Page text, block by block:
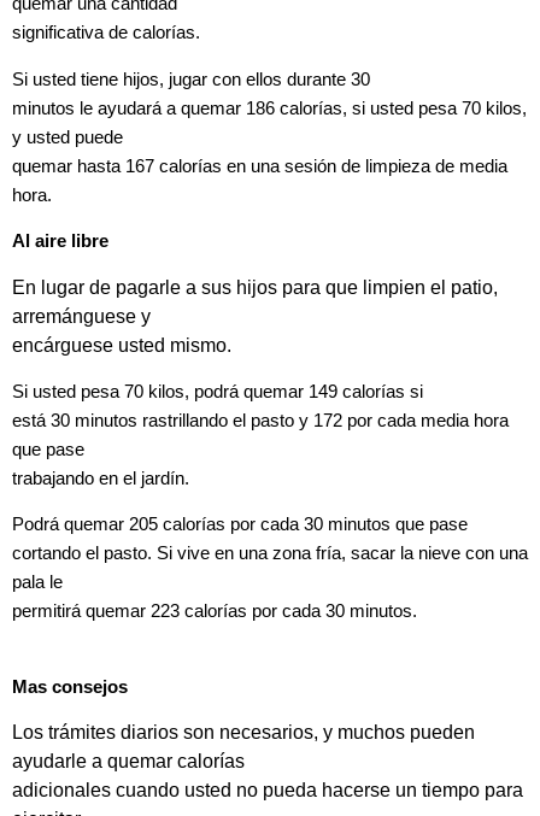
quemar una cantidad
significativa de calorías.
Si usted tiene hijos, jugar con ellos durante 30
minutos le ayudará a quemar 186 calorías, si usted pesa 70 kilos,
y usted puede
quemar hasta 167 calorías en una sesión de limpieza de media
hora.
Al aire libre
En lugar de pagarle a sus hijos para que limpien el patio,
arremánguese y
encárguese usted mismo.
Si usted pesa 70 kilos, podrá quemar 149 calorías si
está 30 minutos rastrillando el pasto y 172 por cada media hora
que pase
trabajando en el jardín.
Podrá quemar 205 calorías por cada 30 minutos que pase
cortando el pasto. Si vive en una zona fría, sacar la nieve con una
pala le
permitirá quemar 223 calorías por cada 30 minutos.
Mas consejos
Los trámites diarios son necesarios, y muchos pueden
ayudarle a quemar calorías
adicionales cuando usted no pueda hacerse un tiempo para